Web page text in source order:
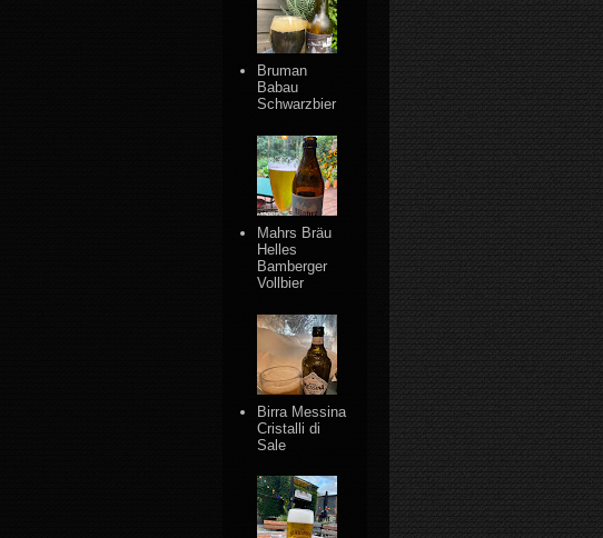
Bruman
Babau
Schwarzbier
Mahrs Bräu
Helles
Bamberger
Vollbier
Birra Messina
Cristalli di
Sale